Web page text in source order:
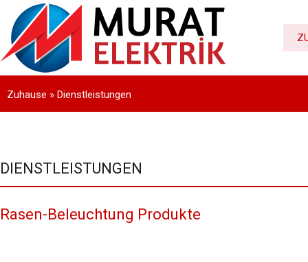
Zuhause » Dienstleistungen
DIENSTLEISTUNGEN
Rasen-Beleuchtung Produkte